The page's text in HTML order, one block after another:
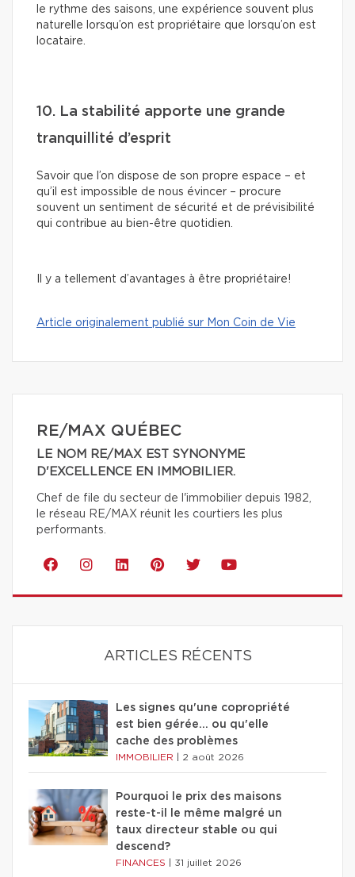
le rythme des saisons, une expérience souvent plus
naturelle lorsqu’on est propriétaire que lorsqu’on est
locataire.
10. La stabilité apporte une grande
tranquillité d’esprit
Savoir que l’on dispose de son propre espace – et
qu’il est impossible de nous évincer – procure
souvent un sentiment de sécurité et de prévisibilité
qui contribue au bien-être quotidien.
Il y a tellement d’avantages à être propriétaire!
Article originalement publié sur Mon Coin de Vie
RE/MAX QUÉBEC
LE NOM RE/MAX EST SYNONYME
D'EXCELLENCE EN IMMOBILIER.
Chef de file du secteur de l'immobilier depuis 1982,
le réseau RE/MAX réunit les courtiers les plus
performants.
ARTICLES RÉCENTS
Les signes qu'une copropriété
est bien gérée… ou qu'elle
cache des problèmes
IMMOBILIER 2 août 2026
Pourquoi le prix des maisons
reste-t-il le même malgré un
taux directeur stable ou qui
descend?
FINANCES 31 juillet 2026